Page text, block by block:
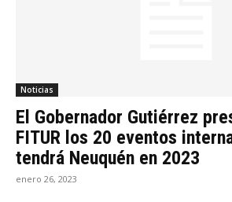
Noticias
El Gobernador Gutiérrez
FITUR los 20 eventos
tendrá Neuquén en 2023
enero 26, 2023